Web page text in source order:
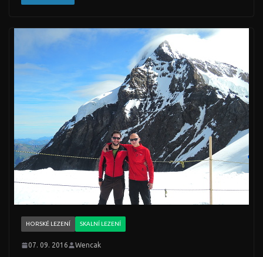
HORSKÉ LEZENÍ SKALNÍ LEZENÍ
07. 09. 2016 Wencak